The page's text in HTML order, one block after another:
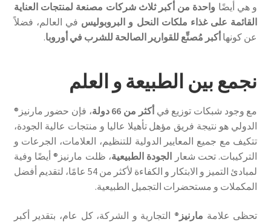
و هي أيضًا واحدة من أكبر ثلاث شركات مصنعة لمنتجات العناية
القائمة على غذاء ملكات النحل و البروبوليس في العالم، فضلاً
عن كونها أكبر مُصنِّع للقوارير الصالحة للشرب في أوروبا.
نجمع بين الطبيعة و العلم
مع وجود شبكات توزيع في أكثر من 66 دولة
، فإن حضور مارنيز®
الدولي هو نتيجة فريق مؤهل تأهيلا عاليا و منتجات عالية الجودة،
تتكيف مع جميع المعايير الدولية للتنظيم، العلامات، الجرعات و
التركيبات. تحت شعار الجودة الطبيعية، ظلت مارنيز® أيضًا وفية
لمبادئ التميز و الابتكار و الكفاءة لأكثر من 54 عامًا، لتقديم أفضل
المكملات و مستحضرات التجميل الطبيعية.
تحظى علامة مارنيز® التجارية و الشركة، كل عام، بتقدير أكبر